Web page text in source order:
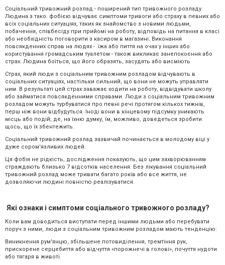
Соціальний тривожний розлад - поширений тип тривожного розладу.
Людина з тако. фобією відчуває симптоми тривоги або страху в певних або
всіх соціальних ситуаціях, таких як знайомство з новими людьми,
побачення, співбесіду при прийомі на роботу, відповідь на питання в класі
або необхідність поговорити з касиром в магазині. Виконання
повсякденних справ на людях - їжа або пиття на очах у інших або
користування громадським туалетом - також викликає занепокоєння або
страх. Людина боїться, що його образять, засудять або висміють
Страх, який люди з соціальним тривожним розладом відчувають в
соціальних ситуаціях, настільки сильний, що вони не можуть управляти
ним. В результаті цей страх заважає ходити на роботу, відвідувати школу
або займатися повсякденними справами. Люди з соціальним тривожним
розладом можуть турбуватися про певні речі протягом кількох тижнів,
перш ніж вони відбудуться. Іноді вони в кінцевому підсумку уникають
місць або подій, де, на їхню думку, їм, можливо, доведеться зробити
щось, що їх збентежить.
Соціальний тривожний розлад зазвичай починається в молодому віці у
дуже сором'язливих людей.
Ця фобія не рідкість, дослідження показують, що цим захворюванням
страждають близько 7 відсотків населення. Без лікування соціальний
тривожний розлад може тривати багато років або все життя, не
дозволяючи людині повністю реалізуватися.
Які ознаки і симптоми соціального тривожного розладу?
Коли вам доводиться виступати перед іншими людьми або перебувати
поруч з ними, люди з соціальним тривожним розладом мають тенденцію:
Виникнення рум'янцю, збільшене потовиділення, тремтіння рук,
прискорене серцебиття або відчуття «порожнечі в голові», почуття нудоти
або тягаря в животі.